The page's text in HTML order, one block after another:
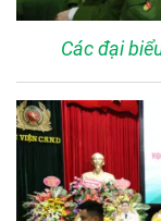
Các đại